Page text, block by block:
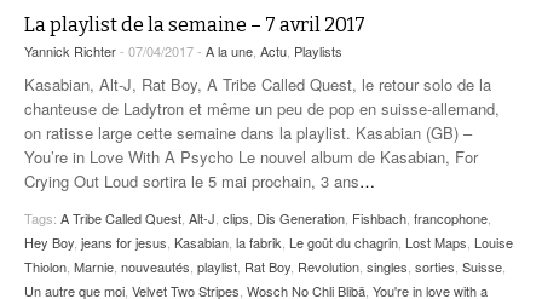
La playlist de la semaine – 7 avril 2017
Yannick Richter- 07/04/2017 - A la une Actu Playlists
Kasabian, Alt-J, Rat Boy, A Tribe Called Quest, le retour solo de la
chanteuse de Ladytron et même un peu de pop en suisse-allemand,
on ratisse large cette semaine dans la playlist. Kasabian (GB) –
You’re in Love With A Psycho Le nouvel album de Kasabian, For
Crying Out Loud sortira le 5 mai prochain, 3 ans…
Tags: A Tribe Called Quest Alt-J clips Dis Generation Fishbach francophone
Hey Boy jeans for jesus Kasabian la fabrik Le goût du chagrin Lost Maps Louise
Thiolon Marnie nouveautés playlist Rat Boy Revolution singles sorties Suisse
Un autre que moi Velvet Two Stripes Wosch No Chli Blibä You're in love with a